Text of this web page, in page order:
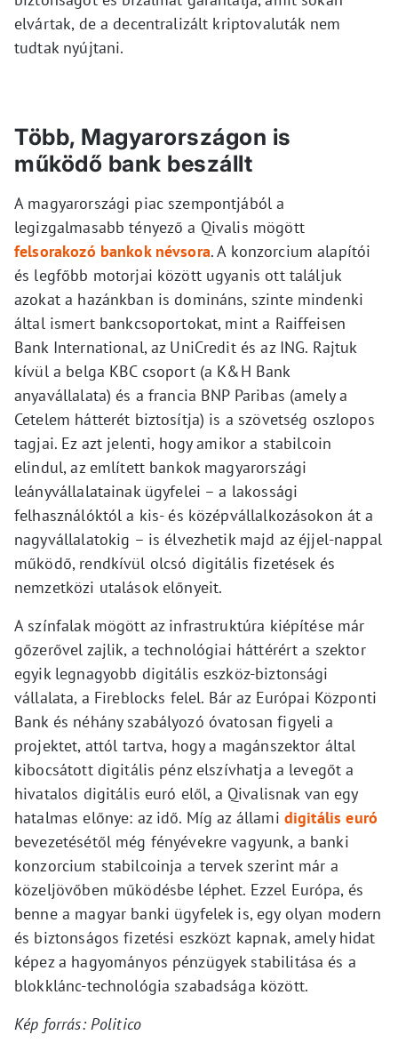
elvártak, de a decentralizált kriptovaluták nem
tudtak nyújtani.
Több, Magyarországon is
működő bank beszállt
A magyarországi piac szempontjából a
legizgalmasabb tényező a Qivalis mögött
felsorakozó bankok névsora. A konzorcium alapítói
és legfőbb motorjai között ugyanis ott találjuk
azokat a hazánkban is domináns, szinte mindenki
által ismert bankcsoportokat, mint a Raiffeisen
Bank International, az UniCredit és az ING. Rajtuk
kívül a belga KBC csoport (a K&H Bank
anyavállalata) és a francia BNP Paribas (amely a
Cetelem hátterét biztosítja) is a szövetség oszlopos
tagjai. Ez azt jelenti, hogy amikor a stabilcoin
elindul, az említett bankok magyarországi
leányvállalatainak ügyfelei – a lakossági
felhasználóktól a kis- és középvállalkozásokon át a
nagyvállalatokig – is élvezhetik majd az éjjel-nappal
működő, rendkívül olcsó digitális fizetések és
nemzetközi utalások előnyeit.
A színfalak mögött az infrastruktúra kiépítése már
gőzerővel zajlik, a technológiai háttérért a szektor
egyik legnagyobb digitális eszköz-biztonsági
vállalata, a Fireblocks felel. Bár az Európai Központi
Bank és néhány szabályozó óvatosan figyeli a
projektet, attól tartva, hogy a magánszektor által
kibocsátott digitális pénz elszívhatja a levegőt a
hivatalos digitális euró elől, a Qivalisnak van egy
hatalmas előnye: az idő. Míg az állami digitális euró
bevezetésétől még fényévekre vagyunk, a banki
konzorcium stabilcoinja a tervek szerint már a
közeljövőben működésbe léphet. Ezzel Európa, és
benne a magyar banki ügyfelek is, egy olyan modern
és biztonságos fizetési eszközt kapnak, amely hidat
képez a hagyományos pénzügyek stabilitása és a
blokklánc-technológia szabadsága között.
Kép forrás: Politico